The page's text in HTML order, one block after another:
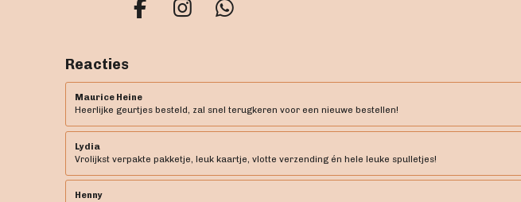
F
e
b
o
o
k
I
t
g
r
a
m
W
t
A
p
p
Reacties
Maurice Heine
Heerlijke geurtjes besteld, zal snel terugkeren voor een nieuwe bestellen!
Lydia
Vrolijkst verpakte pakketje, leuk kaartje, vlotte verzending én hele leuke spulletjes!
Henny